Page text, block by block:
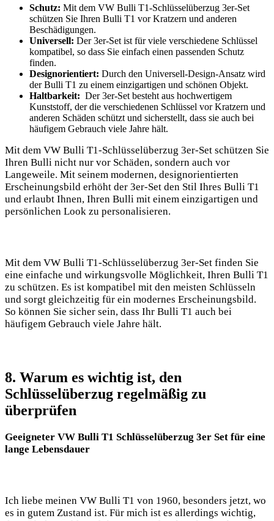
Schutz: ​Mit dem ⁣VW Bulli T1-Schlüsselüberzug 3er-Set
⁤schützen Sie ​Ihren Bulli T1 vor ‌Kratzern und‌ anderen
‍Beschädigungen.
Universell: Der 3er-Set ist für ‌viele verschiedene Schlüssel
‍kompatibel, so​ dass Sie ⁢einfach einen⁣ passenden⁤ Schutz
⁤finden.
Designorientiert: ⁣Durch den Universell-Design-Ansatz wird
der⁤ Bulli T1 zu einem einzigartigen und schönen Objekt.
Haltbarkeit: ⁣ Der 3er-Set besteht ‍aus‌ hochwertigem
Kunststoff, der ⁤die⁤ verschiedenen Schlüssel vor Kratzern und ​
anderen Schäden schützt und sicherstellt, dass sie auch bei
häufigem Gebrauch viele Jahre hält.
Mit‍ dem VW Bulli ⁤T1-Schlüsselüberzug⁣ 3er-Set schützen Sie​
Ihren Bulli⁤ nicht‍ nur vor ⁣Schäden, sondern auch vor
Langeweile. Mit ⁤seinem⁤ modernen, designorientierten⁤
Erscheinungsbild erhöht der ‍3er-Set den Stil Ihres Bulli T1
und erlaubt⁢ Ihnen, ‌Ihren Bulli mit einem einzigartigen und
persönlichen⁣ Look zu personalisieren.
Mit dem‌ VW ‌Bulli T1-Schlüsselüberzug 3er-Set finden ⁢Sie
eine einfache und wirkungsvolle⁣ Möglichkeit, Ihren Bulli T1
⁣zu schützen. Es ist ‌kompatibel mit den​ meisten‍ Schlüsseln
und sorgt gleichzeitig​ für ein ‍modernes Erscheinungsbild.
So können Sie sicher sein, dass Ihr Bulli T1⁢ auch bei​
häufigem Gebrauch ‍viele Jahre hält.
8. Warum⁢ es wichtig ist, den
Schlüsselüberzug regelmäßig⁤ zu
überprüfen
Geeigneter VW ​Bulli T1 Schlüsselüberzug 3er Set​ für eine
lange Lebensdauer
Ich liebe meinen ​VW Bulli T1 von 1960, besonders ⁢jetzt, wo
es in gutem Zustand ist. Für⁢ mich ist es‍ allerdings wichtig,